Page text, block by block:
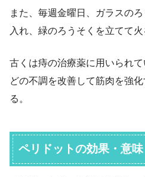
また、毎週金曜日、ガラスの
入れ、緑のろうそくを立てて
古くは痔の治療薬に用いられ
どの不調を改善して筋肉を強
る。
ペリドットの効果・意味